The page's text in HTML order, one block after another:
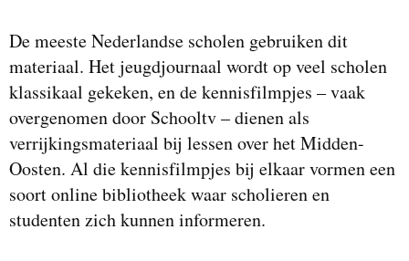
De meeste Nederlandse scholen gebruiken dit
materiaal. Het jeugdjournaal wordt op veel scholen
klassikaal gekeken, en de kennisfilmpjes – vaak
overgenomen door Schooltv – dienen als
verrijkingsmateriaal bij lessen over het Midden-
Oosten. Al die kennisfilmpjes bij elkaar vormen een
soort online bibliotheek waar scholieren en
studenten zich kunnen informeren.